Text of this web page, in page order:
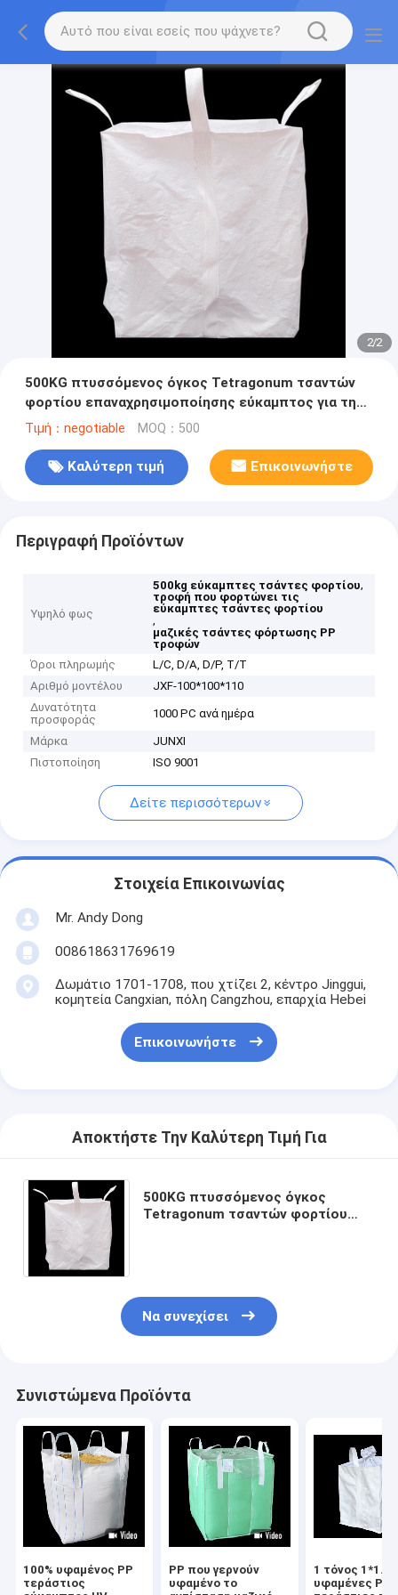
2/2
500KG πτυσσόμενος όγκος Tetragonum τσαντών
φορτίου επαναχρησιμοποίησης εύκαμπτος για τη
φόρτωση τροφών
Τιμή：negotiable MOQ：500
Καλύτερη τιμή Επικοινωνήστε
Περιγραφή Προϊόντων
Υψηλό φως
500kg εύκαμπτες τσάντες φορτίου,
τροφή που φορτώνει τις
εύκαμπτες τσάντες φορτίου
,
μαζικές τσάντες φόρτωσης PP
τροφών
Όροι πληρωμής
L/C, D/A, D/P, T/T
Αριθμό μοντέλου
JXF-100*100*110
Δυνατότητα
προσφοράς
1000 PC ανά ημέρα
Μάρκα
JUNXI
Πιστοποίηση
ISO 9001
Δείτε περισσότερων
Στοιχεία Επικοινωνίας
Mr. Andy Dong
008618631769619
Δωμάτιο 1701-1708, που χτίζει 2, κέντρο Jinggui,
κομητεία Cangxian, πόλη Cangzhou, επαρχία Hebei
Επικοινωνήστε
Αποκτήστε Την Καλύτερη Τιμή Για
500KG πτυσσόμενος όγκος
Tetragonum τσαντών φορτίου
Να συνεχίσει
Συνιστώμενα Προϊόντα
100% υφαμένος PP
τεράστιος
PP που γερνούν
υφαμένο το
1 τόνος
υφαμένες PP